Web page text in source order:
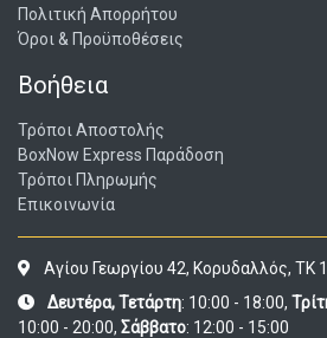
Πολιτική Απορρήτου
Όροι & Προϋποθέσεις
Βοήθεια
Τρόποι Αποστολής
BoxNow Express Παράδοση
Τρόποι Πληρωμής
Επικοινωνία
Αγίου Γεωργίου 42, Κορυδαλλός, ΤΚ
Δευτέρα, Τετάρτη: 10:00 - 18:00,
10:00 - 20:00, Σάββατο: 12:00 - 15:00